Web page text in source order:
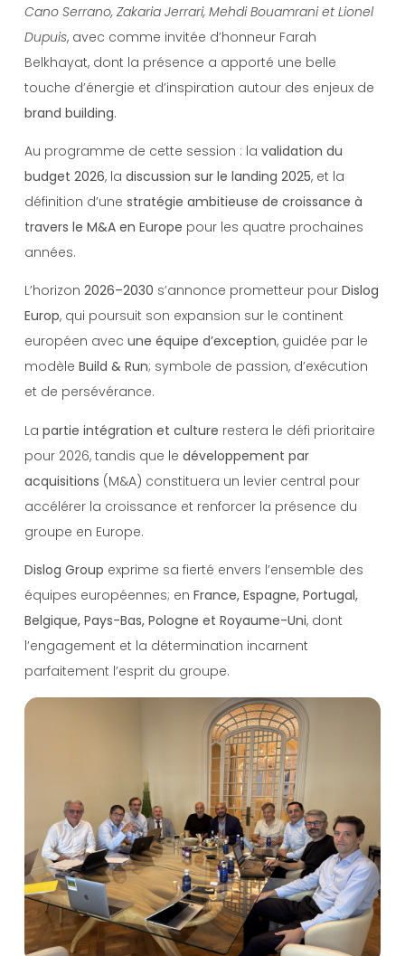
Cano Serrano, Zakaria Jerrari, Mehdi Bouamrani et Lionel
Dupuis, avec comme invitée d’honneur Farah
Belkhayat, dont la présence a apporté une belle
touche d’énergie et d’inspiration autour des enjeux de
brand building.
Au programme de cette session : la validation du
budget 2026, la discussion sur le landing 2025, et la
définition d’une stratégie ambitieuse de croissance à
travers le M&A en Europe pour les quatre prochaines
années.
L’horizon 2026–2030 s’annonce prometteur pour Dislog
Europ, qui poursuit son expansion sur le continent
européen avec une équipe d’exception, guidée par le
modèle Build & Run; symbole de passion, d’exécution
et de persévérance.
La partie intégration et culture restera le défi prioritaire
pour 2026, tandis que le développement par
acquisitions (M&A) constituera un levier central pour
accélérer la croissance et renforcer la présence du
groupe en Europe.
Dislog Group exprime sa fierté envers l’ensemble des
équipes européennes; en France, Espagne, Portugal,
Belgique, Pays-Bas, Pologne et Royaume-Uni, dont
l’engagement et la détermination incarnent
parfaitement l’esprit du groupe.